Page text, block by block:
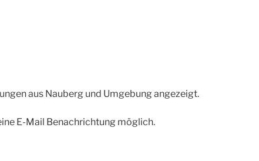
aus Nauberg und Umgebung angezeigt.
E-Mail Benachrichtung möglich.